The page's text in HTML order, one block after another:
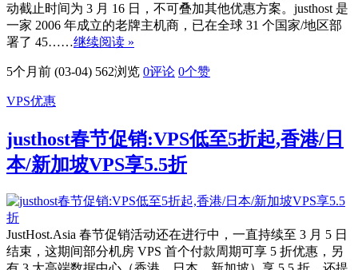
动截止时间为 3 月 16 日，不可叠加其他优惠方案。justhost 是
一家 2006 年成立的老牌主机商，已在全球 31 个国家/地区部
署了 45……继续阅读 »
5个月前 (03-04) 562浏览 0评论 0个赞
VPS优惠
justhost春节促销:VPS低至5折起,香港/日
本/新加坡VPS享5.5折
JustHost.Asia 春节促销活动还在进行中，一直持续至 3 月 5 日
结束，这期间部分机房 VPS 首个付款周期可享 5 折优惠，另